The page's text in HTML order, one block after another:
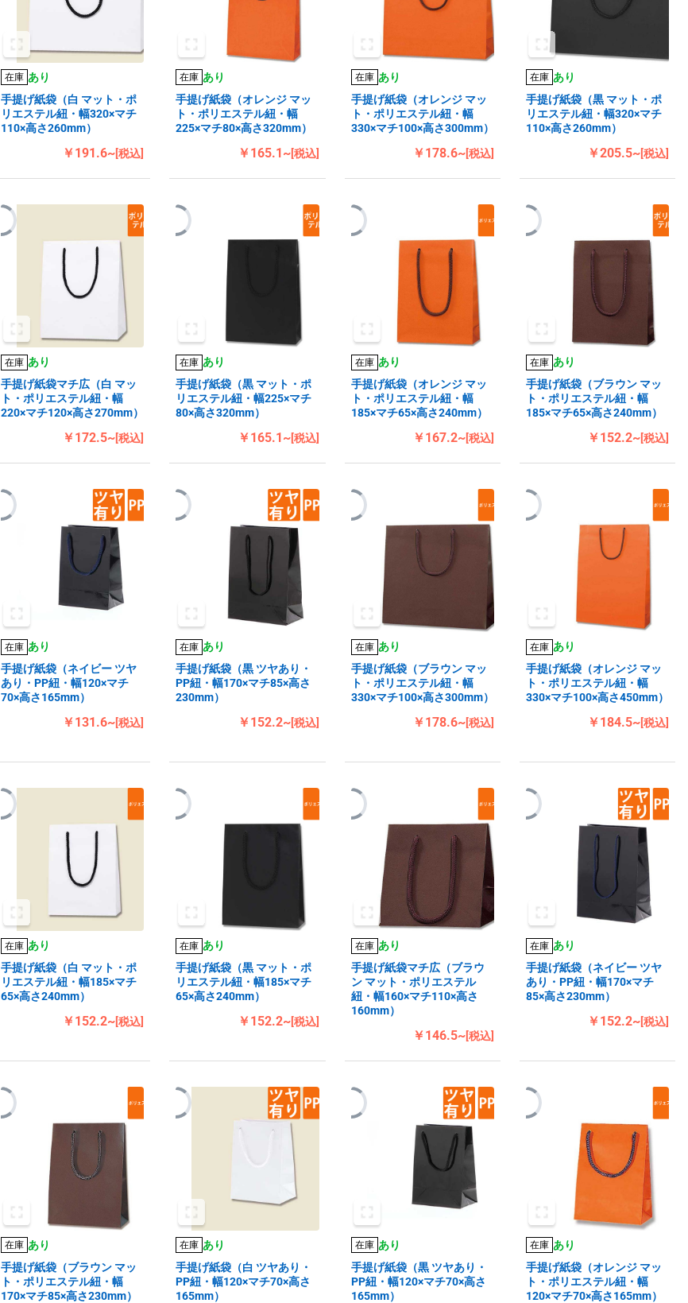
在庫 あり
手提げ紙袋（白 マット・ポ
リエステル紐・幅320×マチ
110×高さ260mm）
￥191.6~[税込]
在庫 あり
手提げ紙袋（オレンジ マッ
ト・ポリエステル紐・幅
225×マチ80×高さ320mm）
￥165.1~[税込]
在庫 あり
手提げ紙袋（オレンジ マッ
ト・ポリエステル紐・幅
330×マチ100×高さ300mm）
￥178.6~[税込]
在庫 あり
手提げ紙袋（黒 マット・ポ
リエステル紐・幅320×マチ
110×高さ260mm）
￥205.5~[税込]
在庫 あり
手提げ紙袋マチ広（白 マッ
ト・ポリエステル紐・幅
220×マチ120×高さ270mm）
￥172.5~[税込]
在庫 あり
手提げ紙袋（黒 マット・ポ
リエステル紐・幅225×マチ
80×高さ320mm）
￥165.1~[税込]
在庫 あり
手提げ紙袋（オレンジ マッ
ト・ポリエステル紐・幅
185×マチ65×高さ240mm）
￥167.2~[税込]
在庫 あり
手提げ紙袋（ブラウン マッ
ト・ポリエステル紐・幅
185×マチ65×高さ240mm）
￥152.2~[税込]
在庫 あり
手提げ紙袋（ネイビー ツヤ
あり・PP紐・幅120×マチ
70×高さ165mm）
￥131.6~[税込]
在庫 あり
手提げ紙袋（黒 ツヤあり・
PP紐・幅170×マチ85×高さ
230mm）
￥152.2~[税込]
在庫 あり
手提げ紙袋（ブラウン マッ
ト・ポリエステル紐・幅
330×マチ100×高さ300mm）
￥178.6~[税込]
在庫 あり
手提げ紙袋（オレンジ マッ
ト・ポリエステル紐・幅
330×マチ100×高さ450mm）
￥184.5~[税込]
在庫 あり
手提げ紙袋（白 マット・ポ
リエステル紐・幅185×マチ
65×高さ240mm）
￥152.2~[税込]
在庫 あり
手提げ紙袋（黒 マット・ポ
リエステル紐・幅185×マチ
65×高さ240mm）
￥152.2~[税込]
在庫 あり
手提げ紙袋マチ広（ブラウ
ン マット・ポリエステル
紐・幅160×マチ110×高さ
160mm）
￥146.5~[税込]
在庫 あり
手提げ紙袋（ネイビー ツヤ
あり・PP紐・幅170×マチ
85×高さ230mm）
￥152.2~[税込]
在庫 あり
手提げ紙袋（ブラウン マッ
ト・ポリエステル紐・幅
170×マチ85×高さ230mm）
在庫 あり
手提げ紙袋（白 ツヤあり・
PP紐・幅120×マチ70×高さ
165mm）
在庫 あり
手提げ紙袋（黒 ツヤあり・
PP紐・幅120×マチ70×高さ
165mm）
在庫 あり
手提げ紙袋（オレンジ マッ
ト・ポリエステル紐・幅
120×マチ70×高さ165mm）